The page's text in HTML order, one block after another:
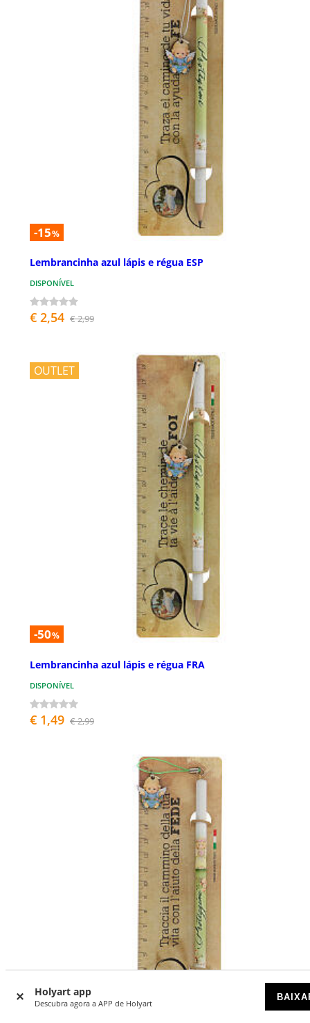
Holyart app
Descubra agora a APP de Holyart
-15%
Lembrancinha azul lápis e régua ESP
DISPONÍVEL
€ 2,54 € 2,99
OUTLET
-50%
Lembrancinha azul lápis e régua FRA
DISPONÍVEL
€ 1,49 € 2,99